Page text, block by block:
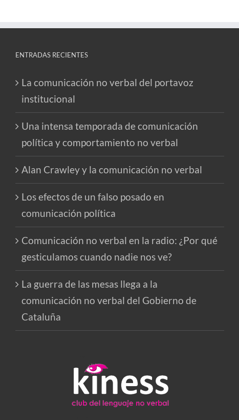
ENTRADAS RECIENTES
La comunicación no verbal del portavoz
institucional
Una intensa temporada de comunicación
política y comportamiento no verbal
Alan Crawley y la comunicación no verbal
Los efectos de un falso posado en
comunicación política
Comunicación no verbal en la radio: ¿Por qué
gesticulamos cuando nadie nos ve?
La guerra de las mesas llega a la
comunicación no verbal del Gobierno de
Cataluña